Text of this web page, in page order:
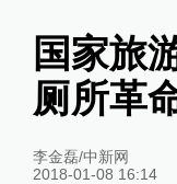
国家旅
厕所革
李金磊/中新网
2018-01-08 16:14